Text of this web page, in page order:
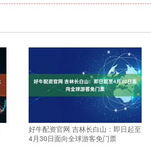
好牛配资官网 吉林长白山：即日起至
4月30日面向全球游客免门票